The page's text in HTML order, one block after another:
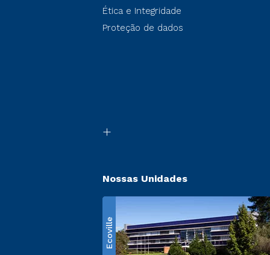
Ética e Integridade
Proteção de dados
Nossas Unidades
Ecoville